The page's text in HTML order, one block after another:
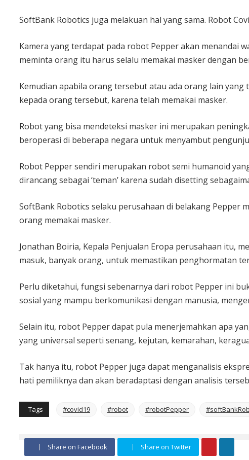
SoftBank Robotics juga melakuan hal yang sama. Robot
Kamera yang terdapat pada robot Pepper akan menandai
meminta orang itu harus selalu memakai masker dengan
Kemudian apabila orang tersebut atau ada orang lain
kepada orang tersebut, karena telah memakai masker.
Robot yang bisa mendeteksi masker ini merupakan
beroperasi di beberapa negara untuk menyambut
Robot Pepper sendiri merupakan robot semi humanoid
dirancang sebagai ‘teman’ karena sudah disetting
SoftBank Robotics selaku perusahaan di belakang
orang memakai masker.
Jonathan Boiria, Kepala Penjualan Eropa perusahaan itu,
masuk, banyak orang, untuk memastikan penghormatan
Perlu diketahui, fungsi sebenarnya dari robot Pepper ini
sosial yang mampu berkomunikasi dengan manusia,
Selain itu, robot Pepper dapat pula menerjemahkan apa
yang universal seperti senang, kejutan, kemarahan,
Tak hanya itu, robot Pepper juga dapat menganalisis
hati pemiliknya dan akan beradaptasi dengan analisis
Tags #covid19 #robot #robotPepper
Share on Facebook Share on Twitter